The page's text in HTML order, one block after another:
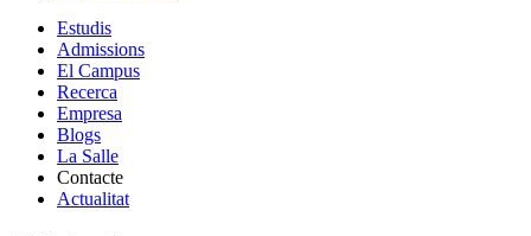
Estudis
Admissions
El Campus
Recerca
Empresa
Blogs
La Salle
Contacte
Actualitat